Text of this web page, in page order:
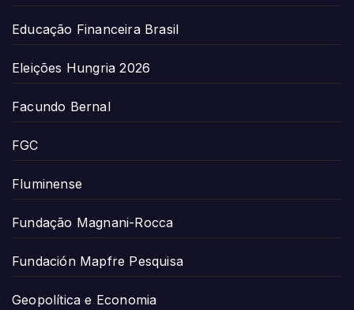
Educação Financeira Brasil
Eleições Hungria 2026
Facundo Bernal
FGC
Fluminense
Fundação Magnani-Rocca
Fundación Mapfre Pesquisa
Geopolítica e Economia